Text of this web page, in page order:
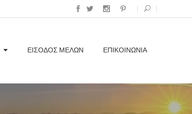
ΕΊΣΟΔΟΣ ΜΕΛΏΝ ΕΠΙΚΟΙΝΩΝΊΑ